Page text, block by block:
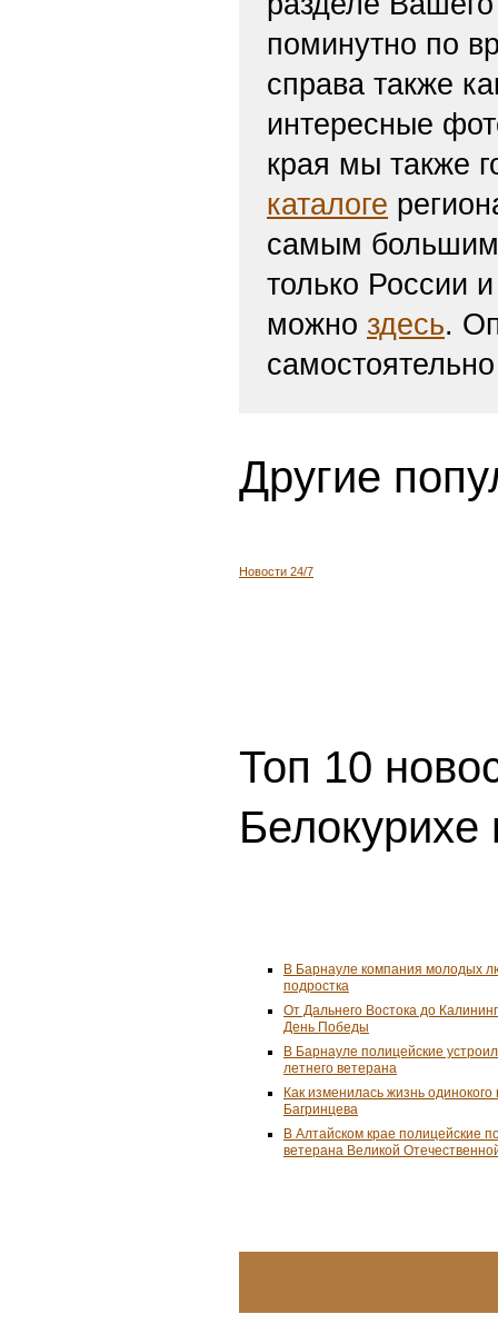
поминутно по
справа также
интересные
края мы также
каталоге
самым большим
только России
можно здесь.
Другие
Новости 24/7
Топ 10
Белокурихе
В Барнауле компания молодых
подростка
От Дальнего Востока до
День Победы
В Барнауле полицейские
летнего ветерана
Как изменилась жизнь
Багринцева
В Алтайском крае полицейские
ветерана Великой